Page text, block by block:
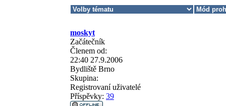
moskyt
Začátečník
Členem od:
22:40 27.9.2006
Bydliště Brno
Skupina:
Registrovaní uživatelé
Příspěvky: 39